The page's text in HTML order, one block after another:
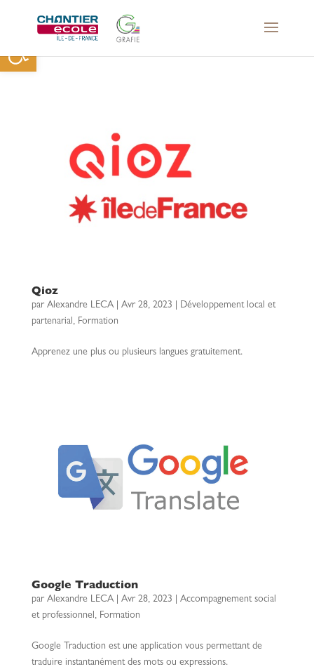
Ouvrir la barre d’outils
Qioz
par Alexandre LECA| Avr 28, 2023
Développement local et
partenarial , Formation
Apprenez une plus ou plusieurs langues gratuitement.
Google Traduction
par Alexandre LECA| Avr 28, 2023
Accompagnement social
et professionnel, Formation
Google Traduction est une application vous permettant de
traduire instantanément des mots ou expressions.